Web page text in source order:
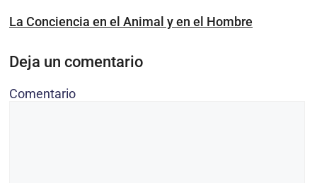
La Conciencia en el Animal y en el Hombre
Deja un comentario
Comentario